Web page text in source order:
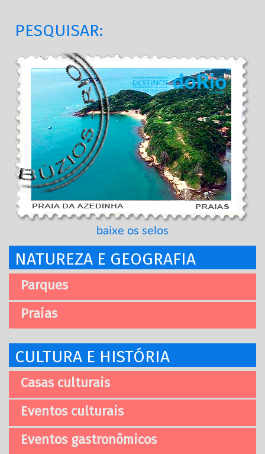
PESQUISAR:
baixe os selos
NATUREZA E GEOGRAFIA
Parques
Praias
CULTURA E HISTÓRIA
Casas culturais
Eventos culturais
Eventos gastronômicos